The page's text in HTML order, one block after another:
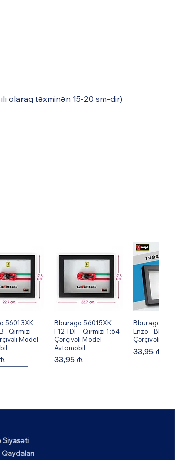
olaraq təxminən 15-20 sm-dir)
View
56013XK
Qırmızı
Model
Quick View
Bburago 56015XK
F12 TDF - Qırmızı 1:64
Çərçivəli Model
Avtomobil
Price
33,95 ₼
Quick
Bburago
Enzo - Black
Çərçivəli
Price
33,95 ₼
View
MR6602
Klasik İş ve